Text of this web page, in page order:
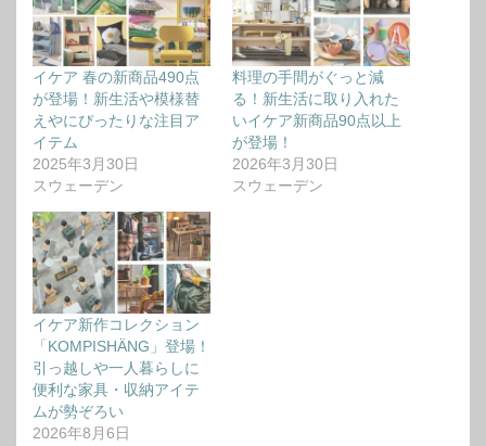
イケア 春の新商品490点
が登場！新生活や模様替
えやにぴったりな注目ア
イテム
2025年3月30日
スウェーデン
料理の手間がぐっと減
る！新生活に取り入れた
いイケア新商品90点以上
が登場！
2026年3月30日
スウェーデン
イケア新作コレクション
「KOMPISHÄNG」登場！
引っ越しや一人暮らしに
便利な家具・収納アイテ
ムが勢ぞろい
2026年8月6日